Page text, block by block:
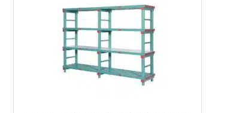
choisies